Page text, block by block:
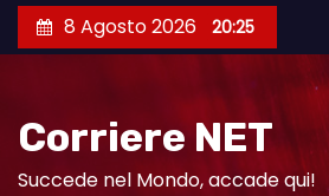
a
8 Agosto 2026 20:25
Corriere NET
Succede nel Mondo, accade qui!